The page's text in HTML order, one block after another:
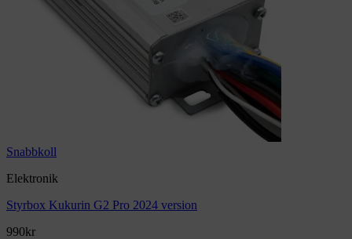
Snabbkoll
Elektronik
Styrbox Kukurin G2 Pro 2024 version
990kr